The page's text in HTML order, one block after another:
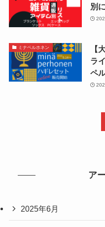
別
ミナペルホネン
【
ラ
ペ
ア
2025年6月